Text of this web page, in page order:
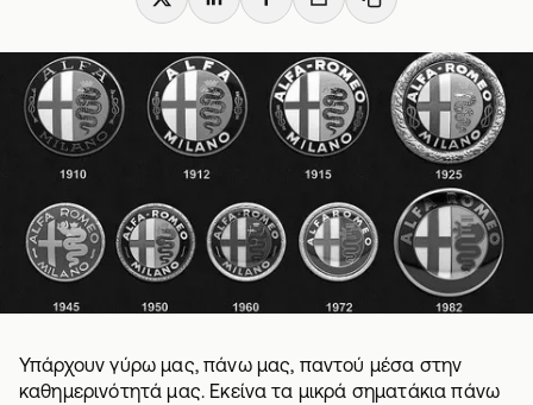
X LinkedInFacebook
Email Copy link
Υπάρχουν γύρω μας, πάνω μας, παντού μέσα στην
καθημερινότητά μας. Εκείνα τα μικρά σηματάκια πάνω